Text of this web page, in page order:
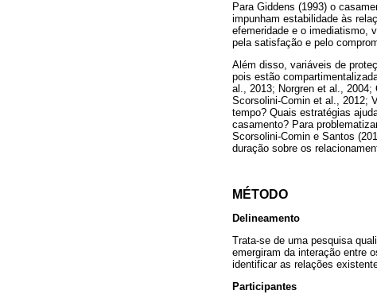
Para Giddens (1993) o
impunham estabilidade às
efemeridade e o imediatismo,
pela satisfação e pelo
Além disso, variáveis de
pois estão
al., 2013; Norgren et al.,
Scorsolini-Comin et al., 2012;
tempo? Quais estratégias
casamento? Para
Scorsolini-Comin e Santos
duração sobre os
MÉTODO
Delineamento
Trata-se de uma pesquisa
emergiram da interação entre
identificar as relações
Participantes